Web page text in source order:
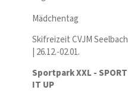
Mädchentag
Skifreizeit CVJM Seelbach
| 26.12.-02.01.
Sportpark XXL - SPORT
IT UP